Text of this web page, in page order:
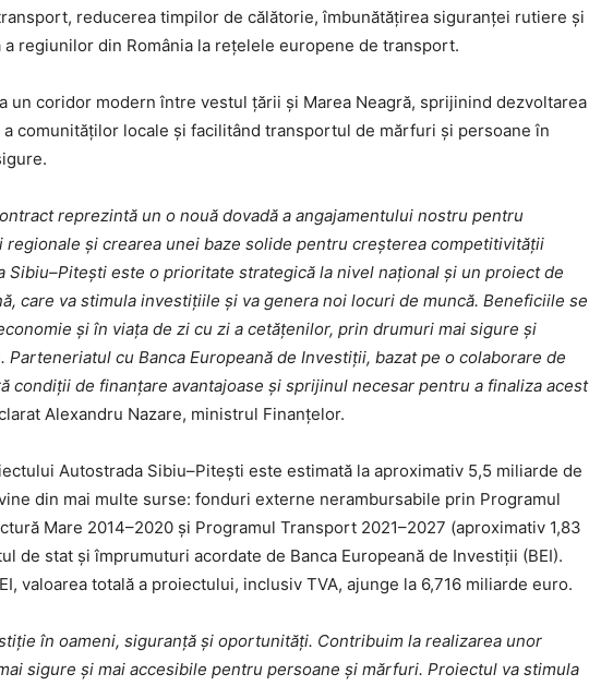
reducerea timpilor de călătorie, îmbunătățirea siguranței rutiere și
a regiunilor din România la rețelele europene de transport.
un coridor modern între vestul țării și Marea Neagră, sprijinind dezvoltarea
a comunităților locale și facilitând transportul de mărfuri și persoane în
reprezintă un o nouă dovadă a angajamentului nostru pentru
și crearea unei baze solide pentru creșterea competitivității
Sibiu–Pitești este o prioritate strategică la nivel național și un proiect de
care va stimula investițiile și va genera noi locuri de muncă. Beneficiile se
și în viața de zi cu zi a cetățenilor, prin drumuri mai sigure și
Parteneriatul cu Banca Europeană de Investiții, bazat pe o colaborare de
condiții de finanțare avantajoase și sprijinul necesar pentru a finaliza acest
Alexandru Nazare, ministrul Finanțelor.
Autostrada Sibiu–Pitești este estimată la aproximativ 5,5 miliarde de
din mai multe surse: fonduri externe nerambursabile prin Programul
Mare 2014–2020 și Programul Transport 2021–2027 (aproximativ 1,83
de stat și împrumuturi acordate de Banca Europeană de Investiții (BEI).
valoarea totală a proiectului, inclusiv TVA, ajunge la 6,716 miliarde euro.
în oameni, siguranță și oportunități. Contribuim la realizarea unor
sigure și mai accesibile pentru persoane și mărfuri. Proiectul va stimula